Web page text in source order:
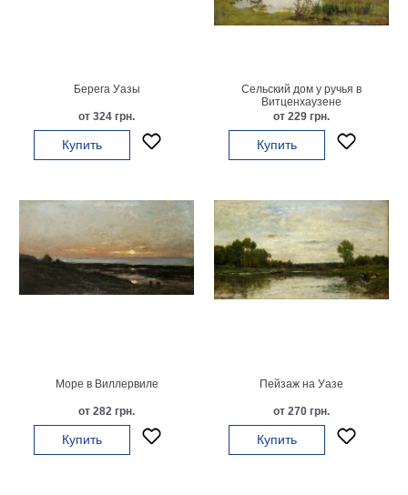
Посмотреть
Багетная
холсте
Берега Уазы
от 324 грн.
Купить
Сельский дом у ручья в
Витценхаузене
от 229 грн.
Купить
Море в Виллервиле
от 282 грн.
Купить
Пейзаж на Уазе
от 270 грн.
Купить